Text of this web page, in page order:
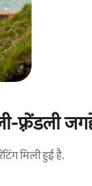
फ़्रेंडली
मिली हुई है.